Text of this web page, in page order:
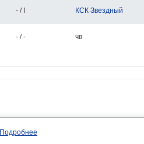
- / I КСК Звездный
- / - чв
Подробнее